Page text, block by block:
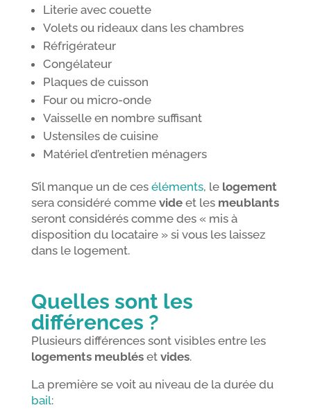
Literie avec couette
Volets ou rideaux dans les chambres
Réfrigérateur
Congélateur
Plaques de cuisson
Four ou micro-onde
Vaisselle en nombre suffisant
Ustensiles de cuisine
Matériel d’entretien ménagers
S’il manque un de ces éléments, le logement
sera considéré comme vide et les meublants
seront considérés comme des « mis à
disposition du locataire » si vous les laissez
dans le logement.
Quelles sont les
différences ?
Plusieurs différences sont visibles entre les
logements meubléset vides.
La première se voit au niveau de la durée du
bail: